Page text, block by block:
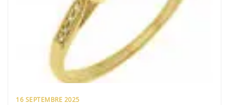
16 SEPTEMBRE 2025